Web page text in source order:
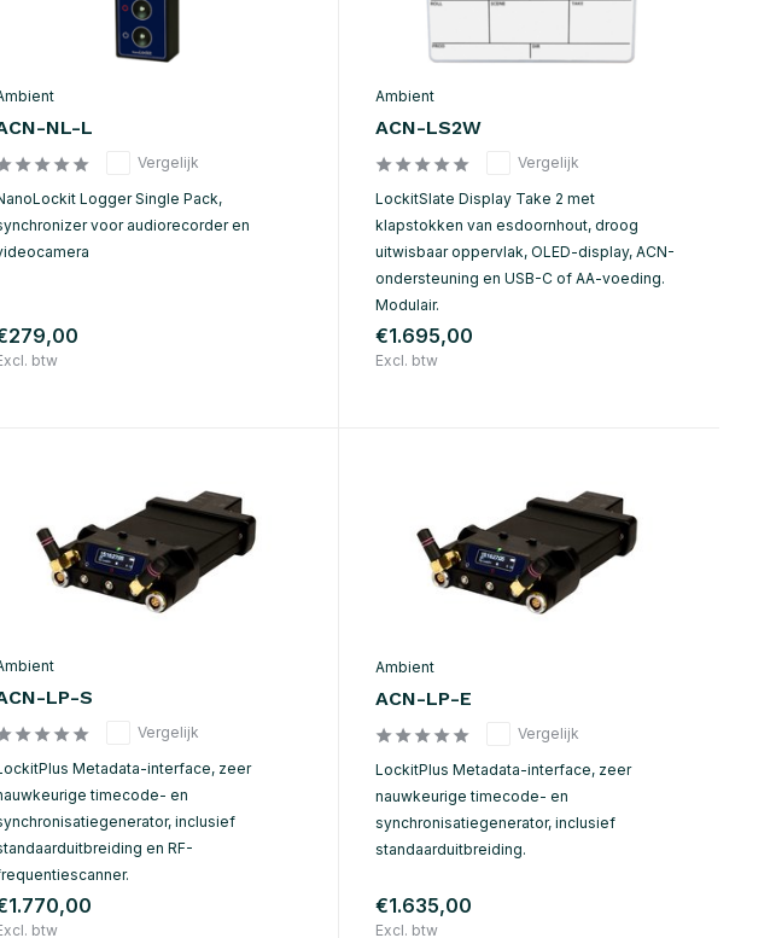
NL-L
Vergelijk
Logger Single Pack,
voor audiorecorder en
btw
Ambient
ACN-LS2W
Vergelijk
LockitSlate Display Take 2 met
klapstokken van esdoornhout, droog
uitwisbaar oppervlak, OLED-display, ACN-
ondersteuning en USB-C of AA-voeding.
Modulair.
€1.695,00
Excl. btw
LP-S
Vergelijk
Metadata-interface, zeer
timecode- en
inclusief
en RF-
btw
Ambient
ACN-LP-E
Vergelijk
LockitPlus Metadata-interface, zeer
nauwkeurige timecode- en
synchronisatiegenerator, inclusief
standaarduitbreiding.
€1.635,00
Excl. btw